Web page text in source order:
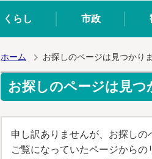
くらし 市政
ホーム お探しのページは見つかり
お探しのページは見
申し訳ありませんが、お探し
ご覧になっていたページから